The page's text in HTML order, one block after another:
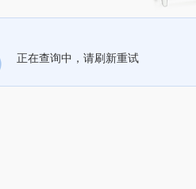
正在查询中，请刷新重试